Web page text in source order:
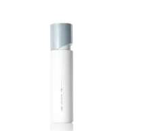
来AHA(*2)が古い角質をやわらかく
イックフィット成分(*3)がほぐれた
CICA(*4)のほか、高浸透ビタミン
C(*5)や高浸透セラミド(*6)配合で肌
の水分量アップ。洗顔後の肌に使う